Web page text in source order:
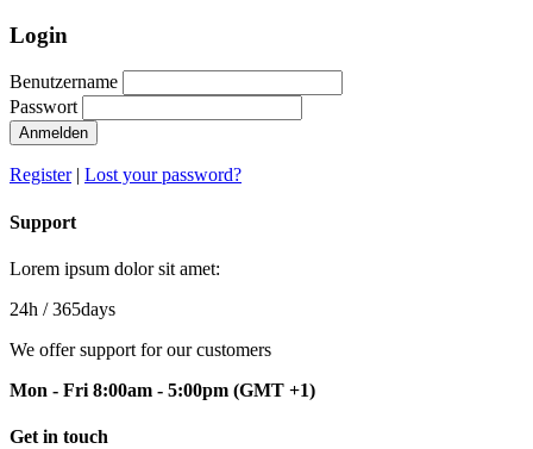
Login
Benutzername
Passwort
Anmelden
Register| Lost your password?
Support
Lorem ipsum dolor sit amet:
24h / 365days
We offer support for our customers
Mon - Fri 8:00am - 5:00pm (GMT +1)
Get in touch